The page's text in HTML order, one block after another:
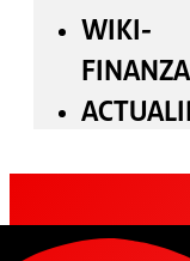
WIKI-